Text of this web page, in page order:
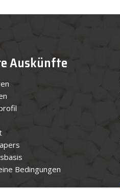
Auskünfte
Bedingungen